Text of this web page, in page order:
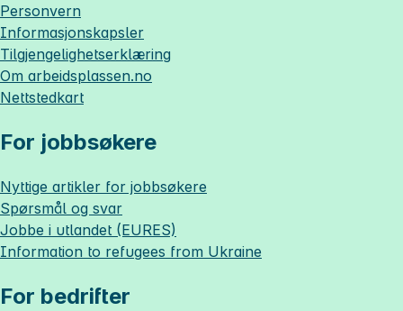
Personvern
Informasjonskapsler
Tilgjengelighetserklæring
Om arbeidsplassen.no
Nettstedkart
For jobbsøkere
Nyttige artikler for jobbsøkere
Spørsmål og svar
Jobbe i utlandet (EURES)
Information to refugees from Ukraine
For bedrifter